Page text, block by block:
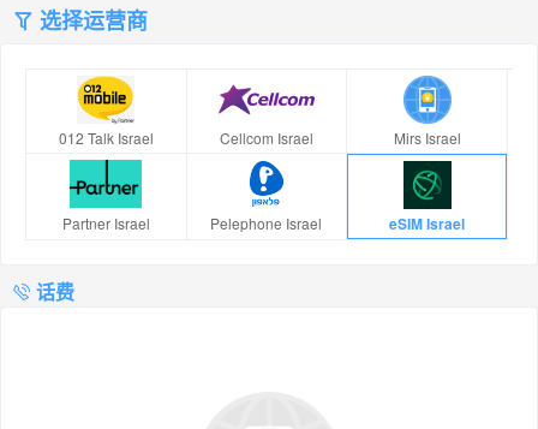
选择运营商
012 Talk Israel Cellcom Israel Mirs Israel
Partner Israel Pelephone Israel eSIM Israel
话费